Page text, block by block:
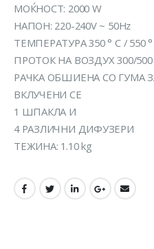
МОЌНОСТ: 2000 W
НАПОН: 220-240V ~ 50Hz
ТЕМПЕРАТУРА 350 ° C / 550 °
ПРОТОК НА ВОЗДУХ 300/500
РАЧКА ОБШИЕНА СО ГУМА
ВКЛУЧЕНИ СЕ
1 ШПАКЛА И
4 РАЗЛИЧНИ ДИФУЗЕРИ
ТЕЖИНА: 1.10 kg